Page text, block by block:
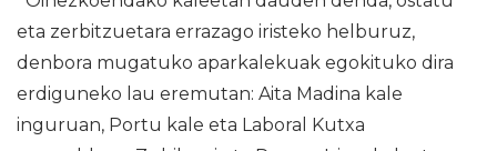
eta zerbitzuetara errazago iristeko helburuz,
denbora mugatuko aparkalekuak egokituko dira
erdiguneko lau eremutan: Aita Madina kale
inguruan, Portu kale eta Laboral Kutxa